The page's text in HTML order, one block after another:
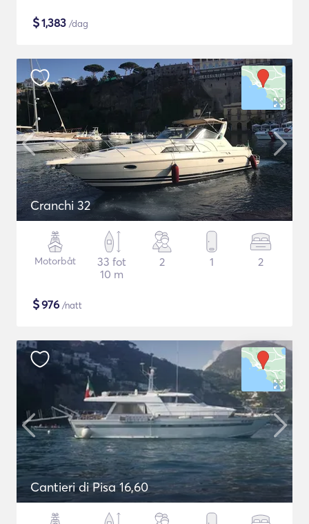
$1,383 /dag
Cranchi 32
Motorbåt
33 fot
10 m
2 1 2
$976 /natt
Cantieri di Pisa 16,60